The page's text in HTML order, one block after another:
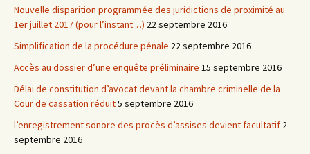
Nouvelle disparition programmée des juridictions de proximité au
1er juillet 2017 (pour l’instant…) 22 septembre 2016
Simplification de la procédure pénale 22 septembre 2016
Accès au dossier d’une enquête préliminaire 15 septembre 2016
Délai de constitution d’avocat devant la chambre criminelle de la
Cour de cassation réduit5 septembre 2016
l’enregistrement sonore des procès d’assises devient facultatif 2
septembre 2016